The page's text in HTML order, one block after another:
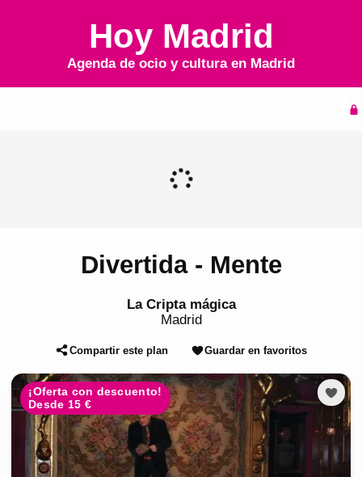
Hoy Madrid
Agenda de ocio y cultura en Madrid
Divertida - Mente
La Cripta mágica
Madrid
Compartir este plan Guardar en favoritos
¡Oferta con descuento!
Desde 15 €